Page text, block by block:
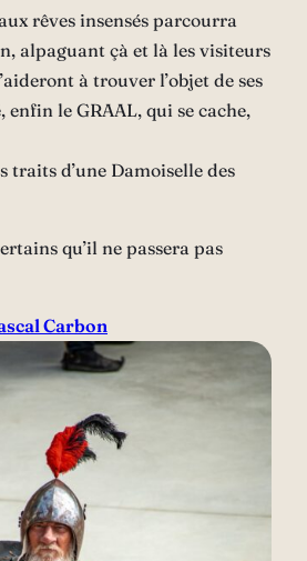
rêves insensés parcourra
alpaguant çà et là les visiteurs
à trouver l’objet de ses
enfin le GRAAL, qui se cache,
traits d’une Damoiselle des
qu’il ne passera pas
Carbon